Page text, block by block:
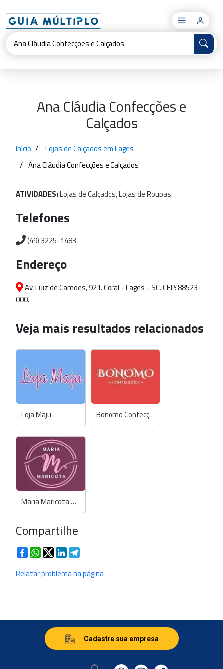
×
Ana Cláudia Confecções e
Calçados
Início
Lojas de Calçados em Lages
Ana Cláudia Confecções e Calçados
ATIVIDADES:LojasdeCalçados,LojasdeRoupas.
Telefones
(49) 3225-1483
Endereço
Av. Luiz de Camões, 921. Coral - Lages - SC. CEP: 88523-
000.
Veja mais resultados relacionados
Loja Maju Bonomo Confecções
Maria Maricota Store - Anselmi / Biamar
Compartilhe
FacebookWhatsApp
TwitterLinkedIn
Relatar problema na página
Cadastre sua empresa